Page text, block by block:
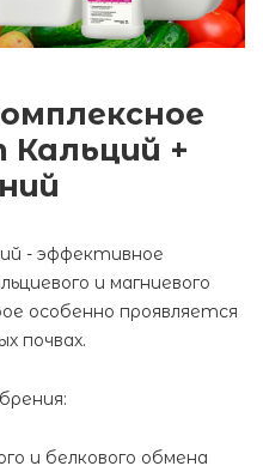
+
- эффективное
и магниевого
особенно проявляется
почвах.
и белкового обмена